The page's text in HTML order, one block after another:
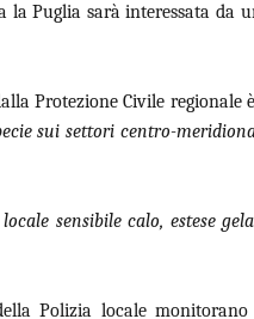
la Puglia sarà interessata da
Protezione Civile regionale
sui settori centro-
sensibile calo, estese
Polizia locale